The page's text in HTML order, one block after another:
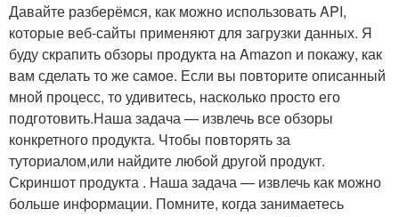
Давайте разберёмся, как можно использовать API,
которые веб-сайты применяют для загрузки данных. Я
буду скрапить обзоры продукта на Amazon и покажу, как
вам сделать то же самое. Если вы повторите описанный
мной процесс, то удивитесь, насколько просто его
подготовить.Наша задача — извлечь все обзоры
конкретного продукта. Чтобы повторять за
туториалом,или найдите любой другой продукт.
Скриншот продукта . Наша задача — извлечь как можно
больше информации. Помните, когда занимаетесь